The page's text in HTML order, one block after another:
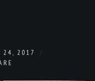
24, 2017